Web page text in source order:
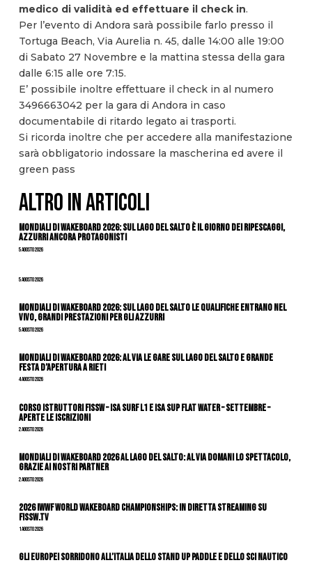
medico di validità ed effettuare il check in.
Per l’evento di Andora sarà possibile farlo presso il
Tortuga Beach, Via Aurelia n. 45, dalle 14:00 alle 19:00
di Sabato 27 Novembre e la mattina stessa della gara
dalle 6:15 alle ore 7:15.
E’ possibile inoltre effettuare il check in al numero
3496663042 per la gara di Andora in caso
documentabile di ritardo legato ai trasporti.
Si ricorda inoltre che per accedere alla manifestazione
sarà obbligatorio indossare la mascherina ed avere il
green pass
ALTRO IN ARTICOLI
Mondiali di Wakeboard 2026: sul Lago del Salto è il giorno dei ripescaggi,
azzurri ancora protagonisti
5 Agosto 2026
5 Agosto 2026
Mondiali di Wakeboard 2026: sul Lago del Salto le qualifiche entrano nel
vivo, grandi prestazioni per gli azzurri
5 Agosto 2026
Mondiali di Wakeboard 2026: al via le gare sul Lago del Salto e grande
festa d’apertura a Rieti
4 Agosto 2026
CORSO ISTRUTTORI FISSW – ISA SURF L1 e ISA SUP Flat Water – SETTEMBRE –
APERTE LE ISCRIZIONI
2 Agosto 2026
Mondiali di Wakeboard 2026 al Lago del Salto: al via domani lo spettacolo,
grazie ai nostri Partner
2 Agosto 2026
2026 IWWF WORLD WAKEBOARD CHAMPIONSHIPS: IN DIRETTA STREAMING SU
FISSW.TV
1 Agosto 2026
Gli Europei sorridono all’Italia dello stand up paddle e dello sci nautico